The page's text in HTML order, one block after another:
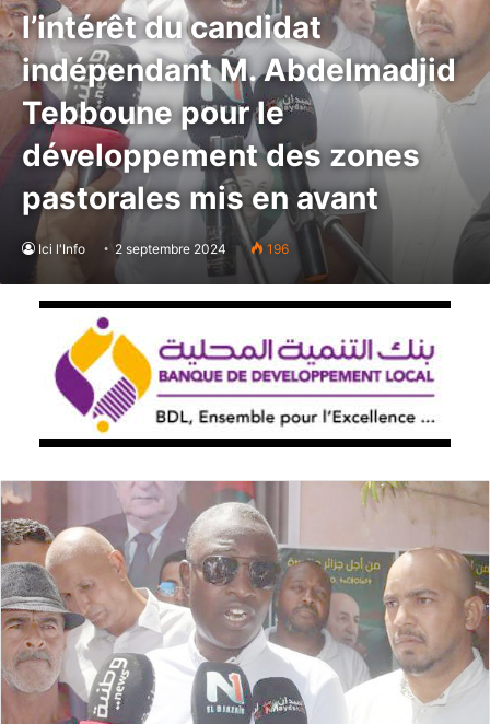
l’intérêt du candidat
indépendant M. Abdelmadjid
Tebboune pour le
développement des zones
pastorales mis en avant
Ici l'Info 2 septembre 2024 196